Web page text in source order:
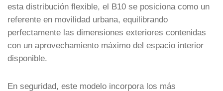
esta distribución flexible, el B10 se posiciona como un
referente en movilidad urbana, equilibrando
perfectamente las dimensiones exteriores contenidas
con un aprovechamiento máximo del espacio interior
disponible.
En seguridad, este modelo incorpora los más